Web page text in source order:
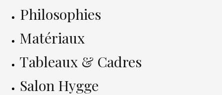
Philosophies
Matériaux
Tableaux & Cadres
Salon Hygge